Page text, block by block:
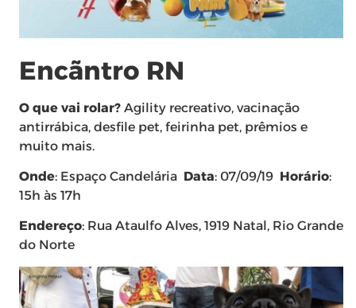
Encãntro RN
O que vai rolar? Agility recreativo, vacinação
antirrábica, desfile pet, feirinha pet, prêmios e
muito mais.
Onde: Espaço Candelária Data: 07/09/19 Horário:
15h às 17h
Endereço: Rua Ataulfo Alves, 1919 Natal, Rio Grande
do Norte